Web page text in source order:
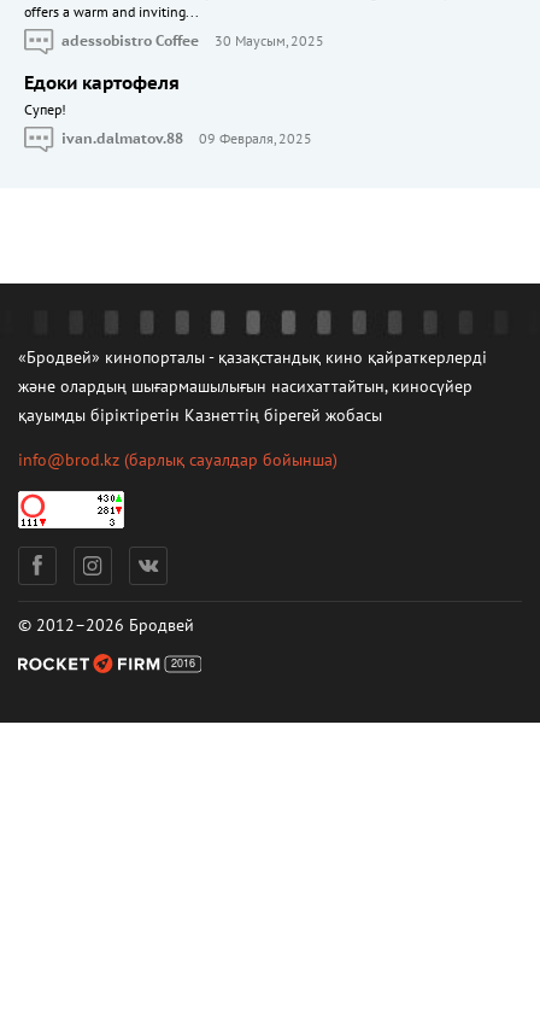
offers a warm and inviting...
adessobistro Coffee
30 Маусым, 2025
Едоки картофеля
Cупер!
ivan.dalmatov.88
09 Февраля, 2025
«Бродвей» кинопорталы - қазақстандық кино қайраткерлерді
және олардың шығармашылығын насихаттайтын, киносүйер
қауымды біріктіретін Казнеттің бірегей жобасы
info@brod.kz (барлық сауалдар бойынша)
© 2012–2026 Бродвей